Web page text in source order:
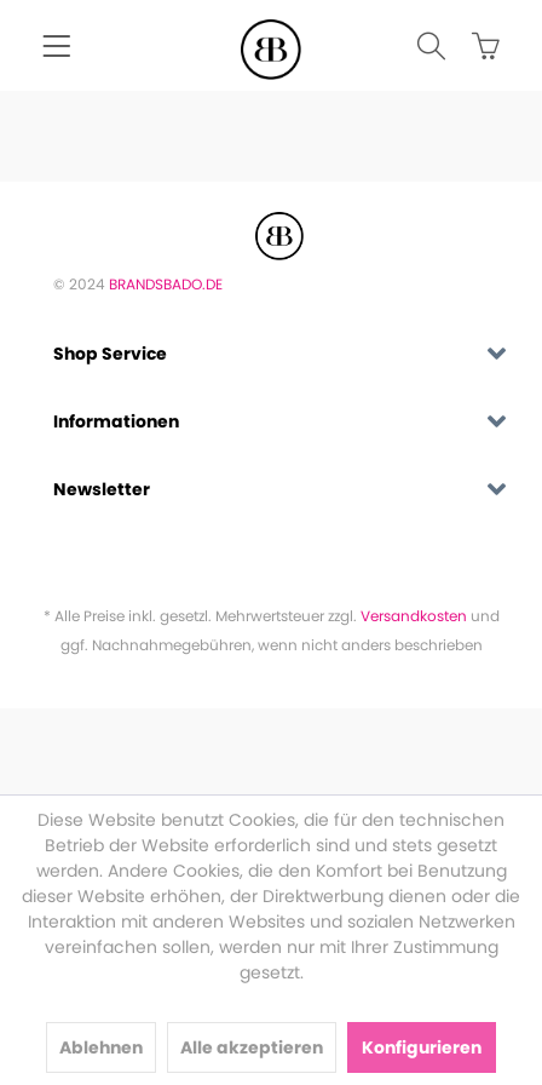
© 2024 BRANDSBADO.DE
Shop Service
Informationen
Newsletter
* Alle Preise inkl. gesetzl. Mehrwertsteuer zzgl. Versandkosten und
ggf. Nachnahmegebühren, wenn nicht anders beschrieben
Diese Website benutzt Cookies, die für den technischen
Betrieb der Website erforderlich sind und stets gesetzt
werden. Andere Cookies, die den Komfort bei Benutzung
dieser Website erhöhen, der Direktwerbung dienen oder die
Interaktion mit anderen Websites und sozialen Netzwerken
vereinfachen sollen, werden nur mit Ihrer Zustimmung
gesetzt.
Ablehnen Alle akzeptieren Konfigurieren